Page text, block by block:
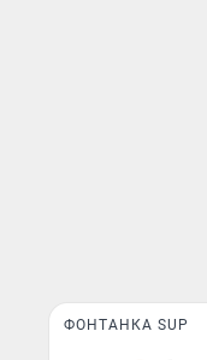
ФОНТАНКА SUP